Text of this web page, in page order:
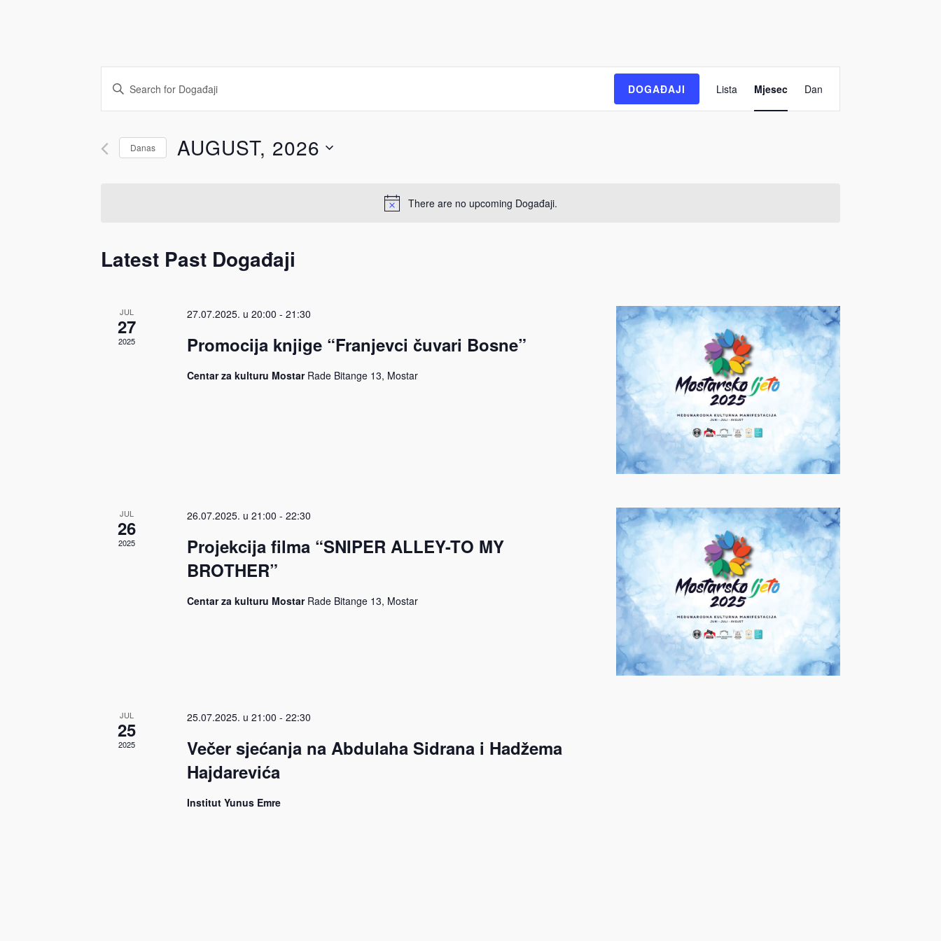
There are no upcoming Događaji.
Događaji
Search
and
Enter
for
DOGAĐAJI
Views
Navigation
Lista Mjesec Dan
Danas AUGUST, 2026
Latest Past Događaji
JUL
27
2025
27.07.2025. u 20:00 - 21:30
Promocija knjige “Franjevci čuvari Bosne”
Centar za kulturu Mostar Rade Bitange 13, Mostar
JUL
26
2025
26.07.2025. u 21:00 - 22:30
Projekcija filma “SNIPER ALLEY-TO MY
BROTHER”
Centar za kulturu Mostar Rade Bitange 13, Mostar
JUL
25
2025
25.07.2025. u 21:00 - 22:30
Večer sjećanja na Abdulaha Sidrana i Hadžema
Hajdarevića
Institut Yunus Emre